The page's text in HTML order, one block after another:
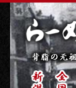
新潟ラーメン！背脂